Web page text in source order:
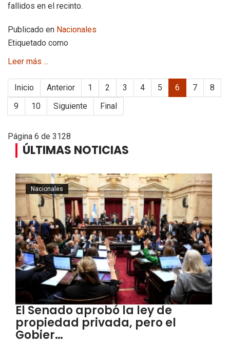
fallidos en el recinto.
Publicado en Nacionales
Etiquetado como
Leer más ...
Inicio Anterior 1 2 3 4 5 6 7
8
9
10 Siguiente Final
Página 6 de 3128
ÚLTIMAS NOTICIAS
El Senado aprobó la ley de
propiedad privada, pero el
Gobier…
Nacionales